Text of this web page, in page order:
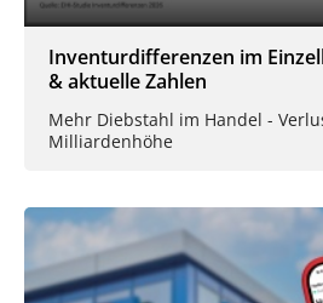
Inventurdifferenzen im
& aktuelle Zahlen
Mehr Diebstahl im Handel -
Milliardenhöhe